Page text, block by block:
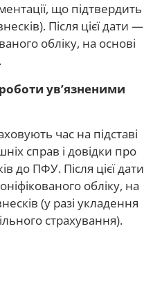
що підтвердить
Після цієї дати —
обліку, на основі
ув’язненими
час на підставі
справ і довідки про
до ПФУ. Після цієї дати
обліку, на
(у разі укладення
страхування).